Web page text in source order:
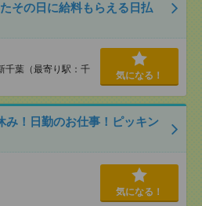
その日に給料もらえる日払
千葉（最寄り駅：千
気になる！
み！日勤のお仕事！ピッキン
気になる！